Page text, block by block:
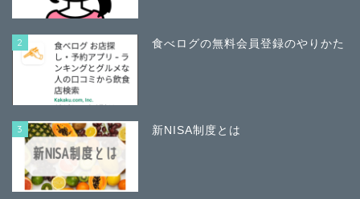
2 食べログの無料会員登録のやりかた
3 新NISA制度とは